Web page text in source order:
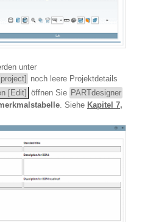
unter
noch leere Projektdetails
[Edit] öffnen Sie PARTdesigner
. Siehe Kapitel 7,